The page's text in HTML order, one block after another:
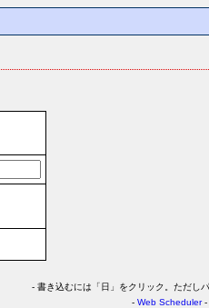
- 書き込むには「日」をクリック。ただし
- Web Scheduler-